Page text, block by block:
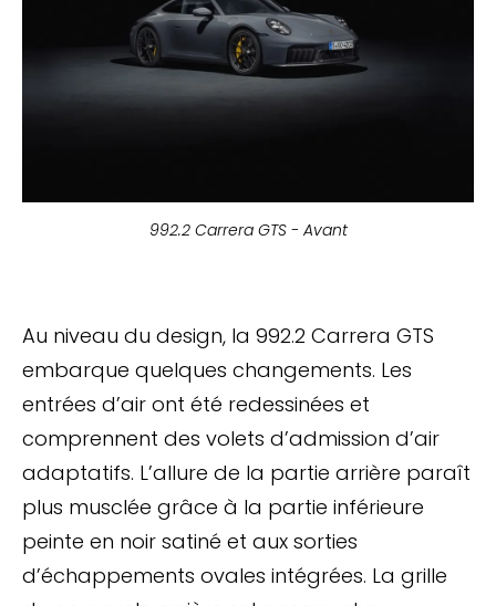
992.2 Carrera GTS - Avant
Au niveau du design, la 992.2 Carrera GTS
embarque quelques changements. Les
entrées d’air ont été redessinées et
comprennent des volets d’admission d’air
adaptatifs. L’allure de la partie arrière paraît
plus musclée grâce à la partie inférieure
peinte en noir satiné et aux sorties
d’échappements ovales intégrées. La grille